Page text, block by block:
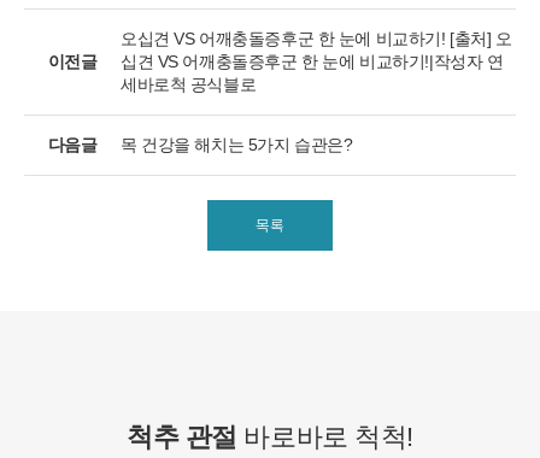
이전글
오십견 VS 어깨충돌증후군 한 눈에 비교하기! [출처] 오
십견 VS 어깨충돌증후군 한 눈에 비교하기!|작성자 연
세바로척 공식블로
다음글 목 건강을 해치는 5가지 습관은?
목록
척추 관절 바로바로 척척!
행령 등 관련 법이 정하는 대로 준수하고 있습니다. 연세바로척병원
은 제공하신 개인정보가 어떠한 용도와 방식으로 이용되고 있으며
개인정보 보호를 위해 어떠한 조치가 취해지고 있는지 알려드립니
다.
■ 수집하는 개인정보 항목
1. 연세바로척병원은 회원가입, 원활한 고객상담, 각종 서비스의 제
공을 위해 아래와 같은 개인정보를 수집하고 있습니다.
- 수집항목: 이름, 아이디, 비밀번호, 연락처, 이메일, 나이, 성별, 연
- 수집항목: 이름, 연락처, 이메일, 나이, 성별, 연령, 지역, 관심부위,